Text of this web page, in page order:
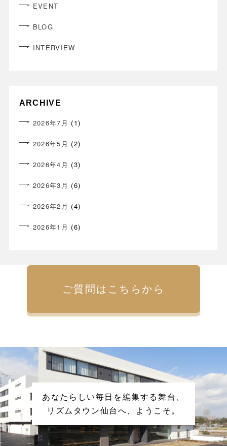
EVENT
BLOG
INTERVIEW
ARCHIVE
2026年7月 (1)
2026年5月 (2)
2026年4月 (3)
2026年3月 (6)
2026年2月 (4)
2026年1月 (6)
ご質問はこちらから
あなたらしい毎日を編集する舞台、
リズムタウン仙台へ、ようこそ。